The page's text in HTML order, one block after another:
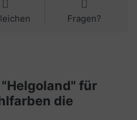
Fragen?
für
die